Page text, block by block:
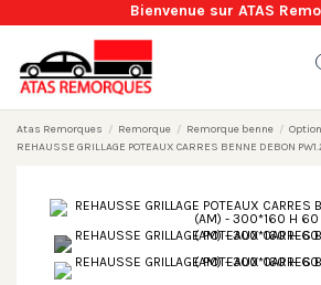
Bienvenue sur ATAS
Atas Remorques Remorque Remorque benne
REHAUSSE GRILLAGE POTEAUX CARRES BENNE DEBON